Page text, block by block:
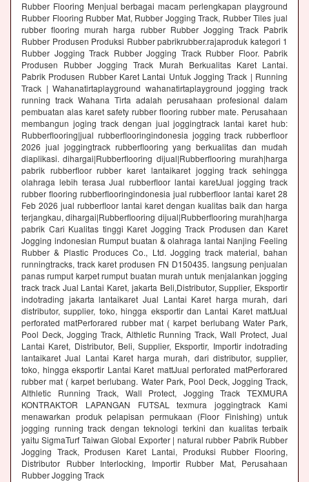
Rubber Flooring Menjual berbagai macam perlengkapan playground
Rubber Flooring Rubber Mat, Rubber Jogging Track, Rubber Tiles jual
rubber flooring murah harga rubber Rubber Jogging Track Pabrik
Rubber Produsen Produksi Rubber pabrikrubber.rajaproduk kategori 1
Rubber Jogging Track Rubber Jogging Track Rubber Floor. Pabrik
Produsen Rubber Jogging Track Murah Berkualitas Karet Lantai.
Pabrik Produsen Rubber Karet Lantai Untuk Jogging Track | Running
Track | Wahanatirtaplayground wahanatirtaplayground jogging track
running track Wahana Tirta adalah perusahaan profesional dalam
pembuatan alas karet safety rubber flooring rubber mate. Perusahaan
membangun joging track dengan jual joggingtrack lantai karet hub:
Rubberflooring|jual rubberflooringindonesia jogging track rubberfloor
2026 jual joggingtrack rubberflooring yang berkualitas dan mudah
diaplikasi. dihargai|Rubberflooring dijual|Rubberflooring murah|harga
pabrik rubberfloor rubber karet lantaikaret jogging track sehingga
olahraga lebih terasa Jual rubberfloor lantai karetJual jogging track
rubber flooring rubberflooringindonesia jual rubberfloor lantai karet 28
Feb 2026 jual rubberfloor lantai karet dengan kualitas baik dan harga
terjangkau, dihargai|Rubberflooring dijual|Rubberflooring murah|harga
pabrik Cari Kualitas tinggi Karet Jogging Track Produsen dan Karet
Jogging indonesian Rumput buatan & olahraga lantai Nanjing Feeling
Rubber & Plastic Produces Co., Ltd. Jogging track material, bahan
runningtracks, track karet produsen FN D150435. langsung penjualan
panas rumput karpet rumput buatan murah untuk menjalankan jogging
track track Jual Lantai Karet, jakarta Beli,Distributor, Supplier, Eksportir
indotrading jakarta lantaikaret Jual Lantai Karet harga murah, dari
distributor, supplier, toko, hingga eksportir dan Lantai Karet mattJual
perforated matPerforared rubber mat ( karpet berlubang Water Park,
Pool Deck, Jogging Track, Althletic Running Track, Wall Protect, Jual
Lantai Karet, Distributor, Beli, Supplier, Eksportir, Importir indotrading
lantaikaret Jual Lantai Karet harga murah, dari distributor, supplier,
toko, hingga eksportir Lantai Karet mattJual perforated matPerforared
rubber mat ( karpet berlubang. Water Park, Pool Deck, Jogging Track,
Althletic Running Track, Wall Protect, Jogging Track TEXMURA
KONTRAKTOR LAPANGAN FUTSAL texmura joggingtrack Kami
menawarkan produk pelapisan permukaan (Floor Finishing) untuk
jogging running track dengan teknologi terkini dan kualitas terbaik
yaitu SigmaTurf Taiwan Global Exporter | natural rubber Pabrik Rubber
Jogging Track, Produsen Karet Lantai, Produksi Rubber Flooring,
Distributor Rubber Interlocking, Importir Rubber Mat, Perusahaan
Rubber Jogging Track